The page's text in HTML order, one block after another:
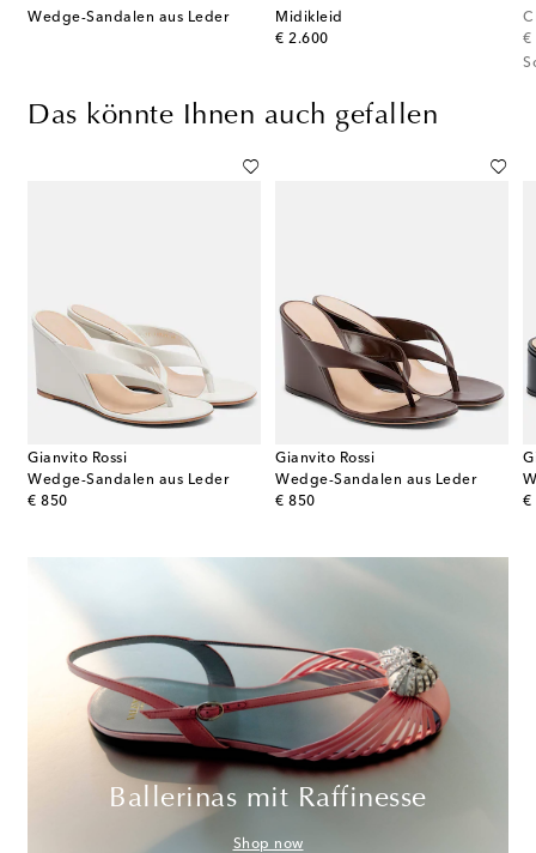
Wedge-Sandalen aus Leder
Midikleid
€ 2.600
original price €
Das könnte Ihnen auch gefallen
Gianvito Rossi
Wedge-Sandalen aus Leder
€ 850
original price
Gianvito Rossi
Wedge-Sandalen aus Leder
€ 850
original price
€
Ballerinas mit Raffinesse
Shop now